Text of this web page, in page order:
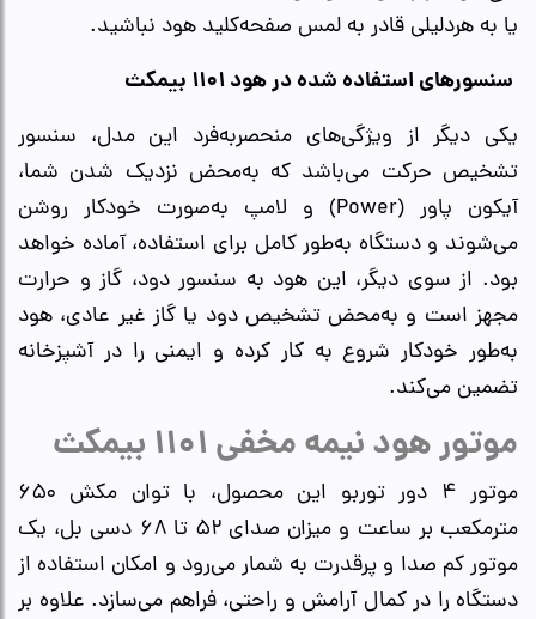
یا به هردلیلی قادر به لمس صفحه‌کلید هود نباشید.
سنسورهای استفاده شده در هود ۱۱۰۱ بیمکث
یکی دیگر از ویژگی‌های منحصر‌به‌فرد این مدل، سنسور
تشخیص حرکت می‌باشد که به‌محض نزدیک شدن شما،
آیکون پاور (Power) و لامپ به‌صورت خودکار روشن
می‌شوند و دستگاه به‌طور کامل برای استفاده، آماده خواهد
بود. از سوی دیگر، این هود به سنسور دود، گاز و حرارت
مجهز است و به‌محض تشخیص دود یا گاز غیر عادی، هود
به‌طور خودکار شروع به کار کرده و ایمنی را در آشپزخانه
تضمین می‌کند.
موتور هود نیمه مخفی ۱۱۰۱ بیمکث
موتور ۴ دور توربو این محصول، با توان مکش ۶۵۰
مترمکعب بر ساعت و میزان صدای ۵۲ تا ۶۸ دسی بل، یک
موتور کم صدا و پرقدرت به شمار می‌رود و امکان استفاده از
دستگاه را در کمال آرامش و راحتی، فراهم می‌سازد. علاوه‌ بر